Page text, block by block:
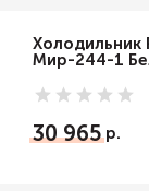
Холодильник
Мир-244-1
30 965